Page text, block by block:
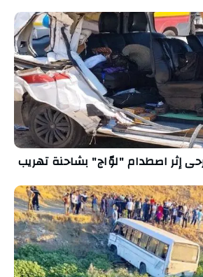
إثر اصطدام "لوّاج" بشاحنة تهريب